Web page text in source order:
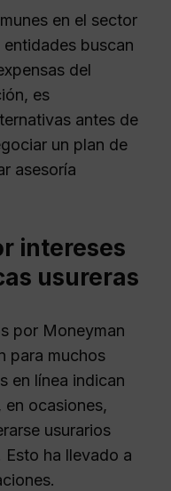
en el sector
buscan
del
es
antes de
un plan de
asesoría
intereses
usureras
por Moneyman
para muchos
en línea indican
en ocasiones,
usurarios
ha llevado a